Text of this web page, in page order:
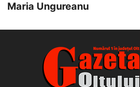
Maria Ungureanu